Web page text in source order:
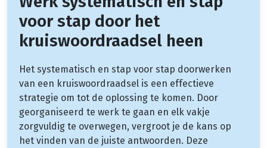
voor stap door het
kruiswoordraadsel heen
Het systematisch en stap voor stap doorwerken
van een kruiswoordraadsel is een effectieve
strategie om tot de oplossing te komen. Door
georganiseerd te werk te gaan en elk vakje
zorgvuldig te overwegen, vergroot je de kans op
het vinden van de juiste antwoorden. Deze